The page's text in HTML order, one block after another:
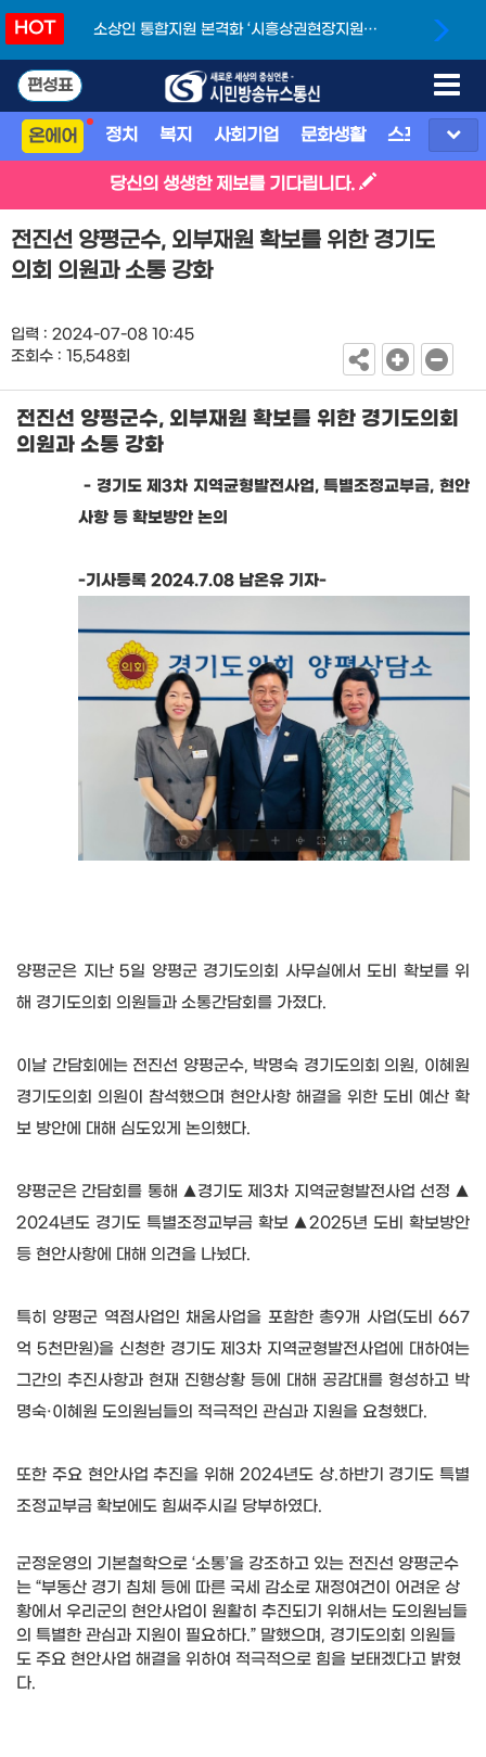
HOT
소상인 통합지원 본격화 ‘시흥상권현장지원단’
편성표
온에어 정치 복지 사회기업 문화생활 스포츠 지
당신의 생생한 제보를 기다립니다.
전진선 양평군수, 외부재원 확보를 위한 경기도
의회 의원과 소통 강화
입력 : 2024-07-08 10:45
조회수 : 15,548회
전진선 양평군수, 외부재원 확보를 위한 경기도의회
의원과 소통 강화
- 경기도 제3차 지역균형발전사업,특별조정교부금,현안
사항 등 확보방안 논의
-기사등록 2024.7.08 남온유 기자-
양평군은 지난 5일 양평군 경기도의회 사무실에서 도비 확보를 위
해 경기도의회 의원들과 소통간담회를 가졌다.
이날 간담회에는 전진선 양평군수, 박명숙 경기도의회 의원, 이혜원
경기도의회 의원이 참석했으며 현안사항 해결을 위한 도비 예산 확
보 방안에 대해 심도있게 논의했다.
양평군은 간담회를 통해 ▲경기도 제3차 지역균형발전사업 선정 ▲
2024년도 경기도 특별조정교부금 확보 ▲2025년 도비 확보방안
등 현안사항에 대해 의견을 나눴다.
특히 양평군 역점사업인 채움사업을 포함한 총9개 사업(도비667
억 5천만원)을 신청한 경기도 제3차 지역균형발전사업에 대하여는
그간의 추진사항과 현재 진행상황 등에 대해 공감대를 형성하고 박
명숙·이혜원 도의원님들의 적극적인 관심과 지원을 요청했다.
또한 주요 현안사업 추진을 위해 2024년도 상.하반기 경기도 특별
조정교부금 확보에도 힘써주시길 당부하였다.
군정운영의 기본철학으로 ‘소통’을 강조하고 있는 전진선 양평군수
는 “부동산 경기 침체 등에 따른 국세 감소로 재정여건이 어려운 상
황에서 우리군의 현안사업이 원활히 추진되기 위해서는 도의원님들
의 특별한 관심과 지원이 필요하다.” 말했으며, 경기도의회 의원들
도 주요 현안사업 해결을 위하여 적극적으로 힘을 보태겠다고 밝혔
다.